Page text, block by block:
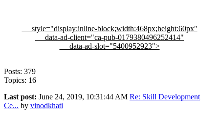
style="display:inline-block;width:468px;height:60px"
data-ad-client="ca-pub-0179380496252414"
data-ad-slot="5400952923">
Posts: 379
Topics: 16
Last post: June 24, 2019, 10:31:44 AM Re: Skill Development
Ce... by vinodkhati